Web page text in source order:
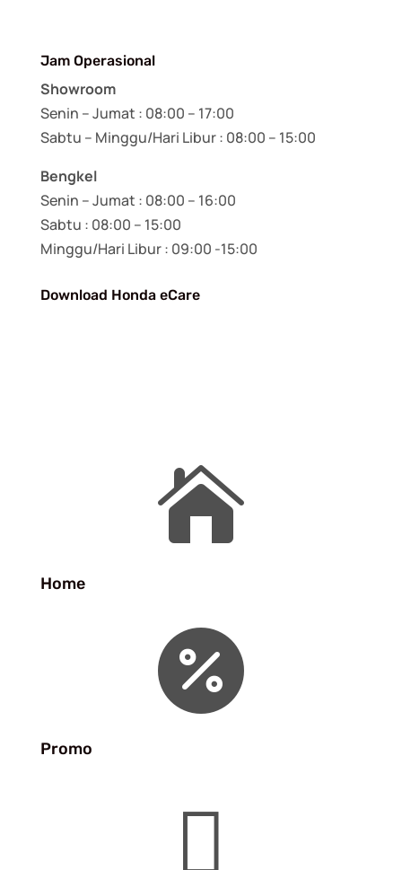
Jam Operasional
Showroom
Senin – Jumat : 08:00 – 17:00
Sabtu – Minggu/Hari Libur : 08:00 – 15:00
Bengkel
Senin – Jumat : 08:00 – 16:00
Sabtu : 08:00 – 15:00
Minggu/Hari Libur : 09:00 -15:00
Download Honda eCare

Home

Promo
